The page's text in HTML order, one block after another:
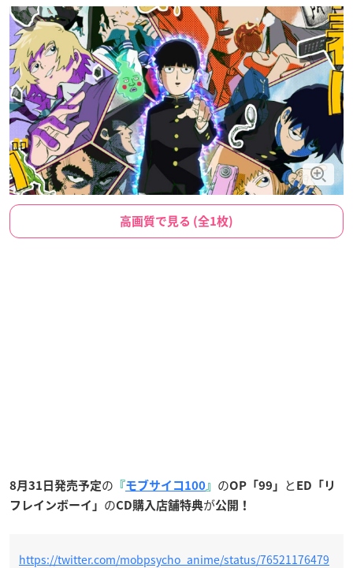
高画質で見る (全1枚)
8月31日発売予定の 『モブサイコ100 』 のOP「99」 と ED「リ
フレインボーイ」 のCD購入店舗特典が公開！
https://twitter.com/mobpsycho_anime/status/76521176479